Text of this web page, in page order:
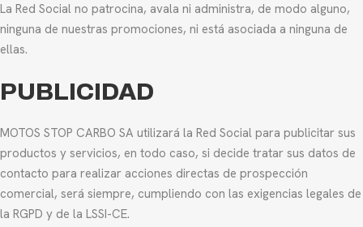
La Red Social no patrocina, avala ni administra, de modo alguno,
ninguna de nuestras promociones, ni está asociada a ninguna de
ellas.
PUBLICIDAD
MOTOS STOP CARBO SA utilizará la Red Social para publicitar sus
productos y servicios, en todo caso, si decide tratar sus datos de
contacto para realizar acciones directas de prospección
comercial, será siempre, cumpliendo con las exigencias legales de
la RGPD y de la LSSI-CE.